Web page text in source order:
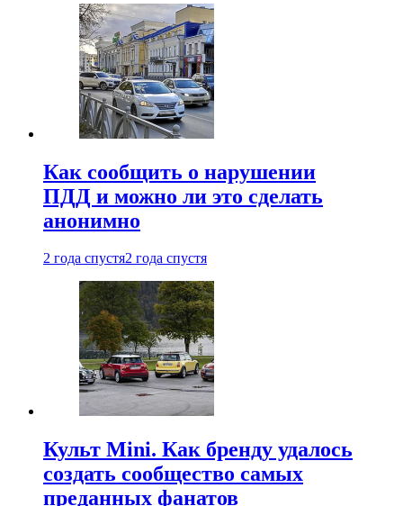
Как сообщить о нарушении
ПДД и можно ли это сделать
анонимно
2 года спустя2 года спустя
Культ Mini. Как бренду удалось
создать сообщество самых
преданных фанатов